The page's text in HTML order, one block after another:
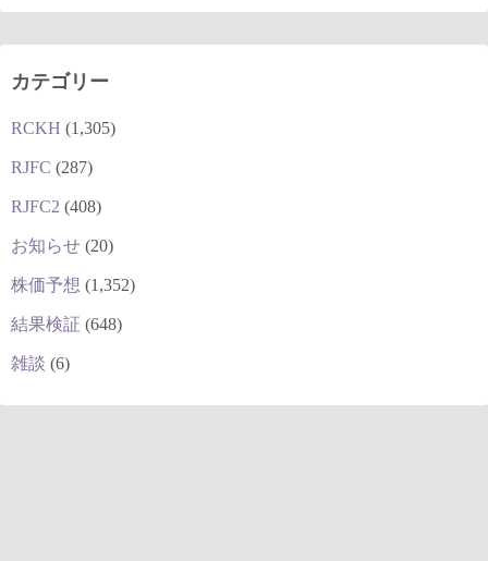
カテゴリー
RCKH (1,305)
RJFC (287)
RJFC2 (408)
お知らせ (20)
株価予想 (1,352)
結果検証 (648)
雑談 (6)